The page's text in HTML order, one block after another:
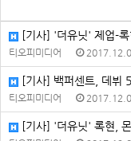
[기사] '더유닛' 제업-
티오피미디어
[기사] 백퍼센트, 데뷔
티오피미디어
[기사] '더유닛' 록현,